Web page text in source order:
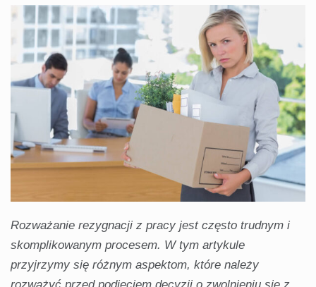
Rozważanie rezygnacji z pracy jest często trudnym i
skomplikowanym procesem. W tym artykule
przyjrzymy się różnym aspektom, które należy